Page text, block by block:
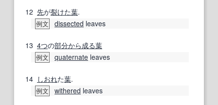
12 先が裂けた葉.
例文 dissected leaves
13 4つの部分から成る葉
例文 quaternate leaves
14 しおれた葉.
例文 withered leaves